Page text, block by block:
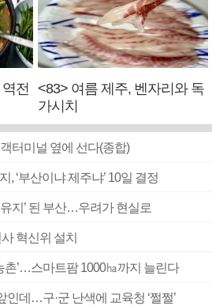
전
<83> 여름 제주, 벤자리와 독
가시치
터미널 옆에 선다(종합)
, ‘부산이냐 제주냐’ 10일 결정
지’ 된 부산…우려가 현실로
혁신위 설치
촌’…스마트팜 1000㏊까지 늘린다
데…구·군 난색에 교육청 ‘쩔쩔’